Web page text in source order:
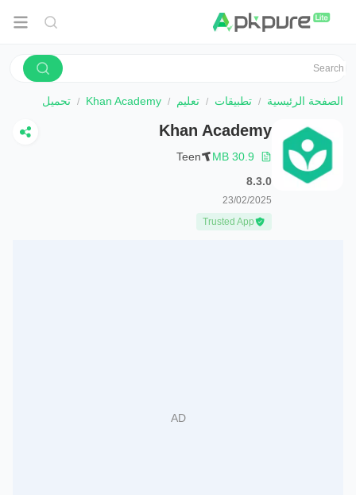
الصفحة الرئيسية تطبيقات تعليم Khan Academy تحميل
Khan Academy
30.9 MB
Teen
8.3.0
23/02/2025
Trusted App